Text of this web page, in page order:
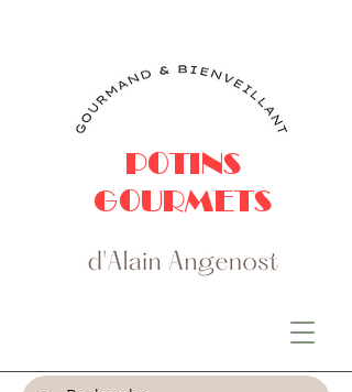
POTINS
GOURMETS